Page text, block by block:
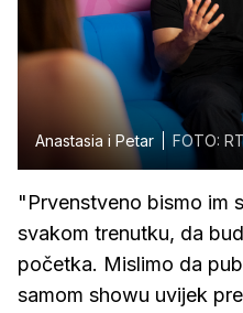
Anastasia i Petar FOTO:
"Prvenstveno bismo im
svakom trenutku, da
početka. Mislimo da
samom showu uvijek